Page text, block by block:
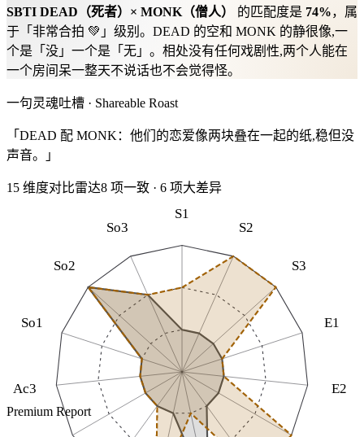
SBTI DEAD （死者）× MONK （僧人） 的匹配度是 74%，属
于「 非常合拍 💚 」级别。 DEAD 的空和 MONK 的静很像,一
个是「没」一个是「无」。相处没有任何戏剧性,两个人能在
一个房间呆一整天不说话也不会觉得怪。
一句灵魂吐槽 · Shareable Roast
「DEAD 配 MONK：他们的恋爱像两块叠在一起的纸,稳但没
声音。」
15 维度对比雷达8 项一致 · 6 项大差异
S1
S2
S3
E1
E2
Ac3
So1
So2
So3
Premium Report